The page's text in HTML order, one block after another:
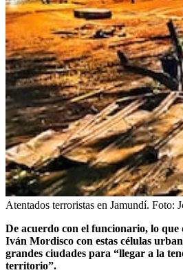
Atentados terroristas en Jamundí. Foto:
De acuerdo con el funcionario, lo que
Iván Mordisco con estas células
grandes ciudades para “llegar a la
territorio”.